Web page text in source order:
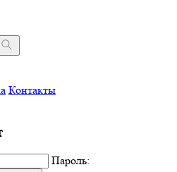
Контакты
Пароль: